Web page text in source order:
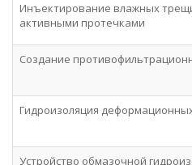
Инъектирование влажных
активными протечками
Создание
Гидроизоляция
Устройство обмазочной